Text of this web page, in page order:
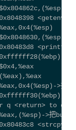
>把
q <return> to
>把buff